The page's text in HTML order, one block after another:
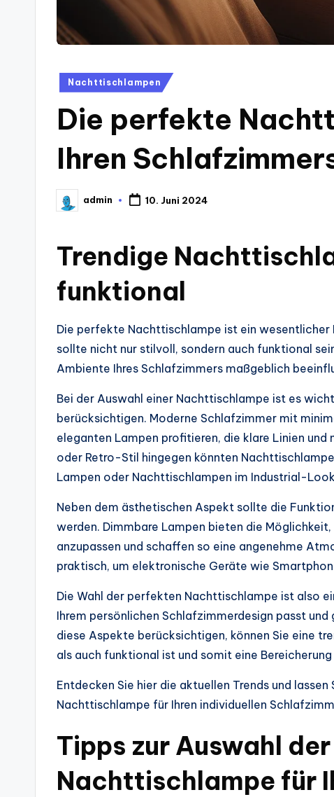
Posted
Nachttischlampen
Die perfekte
Ihren
Posted
by
admin 10. Juni 2024
Trendige
funktional
Die perfekte Nachttischlampe ist ein
sollte nicht nur stilvoll, sondern auch funktional
Ambiente Ihres Schlafzimmers maßgeblich
Bei der Auswahl einer Nachttischlampe ist es
berücksichtigen. Moderne Schlafzimmer mit
eleganten Lampen profitieren, die klare Linien
oder Retro-Stil hingegen könnten
Lampen oder Nachttischlampen im Industrial-
Neben dem ästhetischen Aspekt sollte die
werden. Dimmbare Lampen bieten die
anzupassen und schaffen so eine angenehme
praktisch, um elektronische Geräte wie
Die Wahl der perfekten Nachttischlampe ist also
Ihrem persönlichen Schlafzimmerdesign passt
diese Aspekte berücksichtigen, können Sie eine
als auch funktional ist und somit eine
Entdecken Sie hier die aktuellen Trends und
Nachttischlampe für Ihren individuellen
Tipps zur Auswahl
Nachttischlampe für